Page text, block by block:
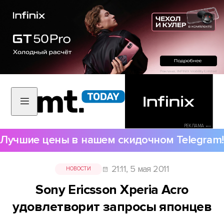
РЕКЛАМА •••
Лучшие цены в нашем скидочном Telegram!
НОВОСТИ 21:11, 5 мая 2011
Sony Ericsson Xperia Acro
удовлетворит запросы японцев